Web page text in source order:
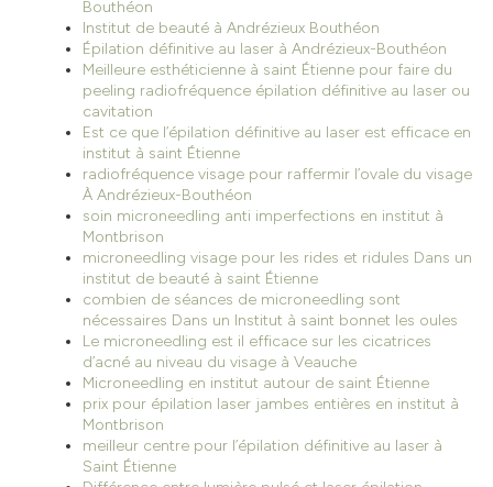
Bouthéon
Institut de beauté à Andrézieux Bouthéon
Épilation définitive au laser à Andrézieux-Bouthéon
Meilleure esthéticienne à saint Étienne pour faire du
peeling radiofréquence épilation définitive au laser ou
cavitation
Est ce que l’épilation définitive au laser est efficace en
institut à saint Étienne
radiofréquence visage pour raffermir l’ovale du visage
À Andrézieux-Bouthéon
soin microneedling anti imperfections en institut à
Montbrison
microneedling visage pour les rides et ridules Dans un
institut de beauté à saint Étienne
combien de séances de microneedling sont
nécessaires Dans un Institut à saint bonnet les oules
Le microneedling est il efficace sur les cicatrices
d’acné au niveau du visage à Veauche
Microneedling en institut autour de saint Étienne
prix pour épilation laser jambes entières en institut à
Montbrison
meilleur centre pour l’épilation définitive au laser à
Saint Étienne